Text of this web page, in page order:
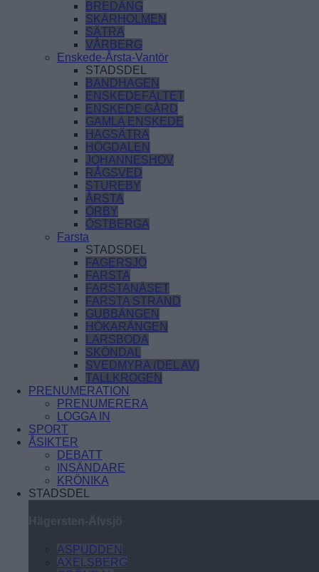
BREDÄNG
SKÄRHOLMEN
SÄTRA
VÅRBERG
Enskede-Årsta-Vantör
STADSDEL
BANDHAGEN
ENSKEDEFÄLTET
ENSKEDE GÅRD
GAMLA ENSKEDE
HAGSÄTRA
HÖGDALEN
JOHANNESHOV
RÅGSVED
STUREBY
ÅRSTA
ÖRBY
ÖSTBERGA
Farsta
STADSDEL
FAGERSJÖ
FARSTA
FARSTANÄSET
FARSTA STRAND
GUBBÄNGEN
HÖKARÄNGEN
LARSBODA
SKÖNDAL
SVEDMYRA (DEL AV)
TALLKROGEN
PRENUMERATION
PRENUMERERA
LOGGA IN
SPORT
ÅSIKTER
DEBATT
INSÄNDARE
KRÖNIKA
STADSDEL
ASPUDDEN
AXELSBERG